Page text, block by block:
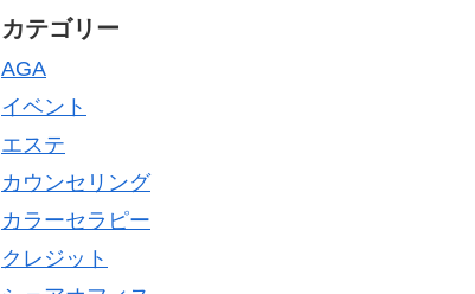
カテゴリー
AGA
イベント
エステ
カウンセリング
カラーセラピー
クレジット